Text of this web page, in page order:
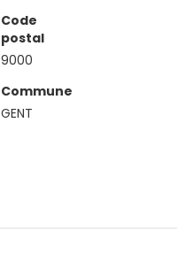
Code
postal
9000
Commune
GENT